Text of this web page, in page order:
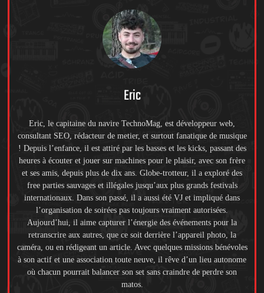
Eric
Eric, le capitaine du navire TechnoMag, est développeur web,
consultant SEO, rédacteur de metier, et surtout fanatique de musique
! Depuis l’enfance, il est attiré par les basses et les kicks, passant des
heures à écouter et jouer sur machines pour le plaisir, avec son frère
et ses amis, depuis plus de dix ans. Globe-trotteur, il a exploré des
free parties sauvages et illégales jusqu’aux plus grands festivals
internationaux. Dans son passé, il a aussi été VJ et impliqué dans
l’organisation de soirées pas toujours vraiment autorisées.
Aujourd’hui, il aime capturer l’énergie des événements pour la
retranscrire aux autres, que ce soit derrière l’appareil photo, la
caméra, ou en rédigeant un article. Avec quelques missions bénévoles
à son actif et une association toute neuve, il rêve d’un lieu autonome
où chacun pourrait balancer son set sans craindre de perdre son
matos.